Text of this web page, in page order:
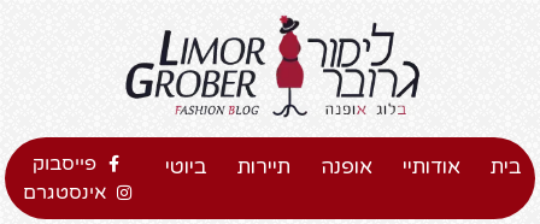
בית אודותיי אופנה תיירות ביוטי
פייסבוק
אינסטגרם